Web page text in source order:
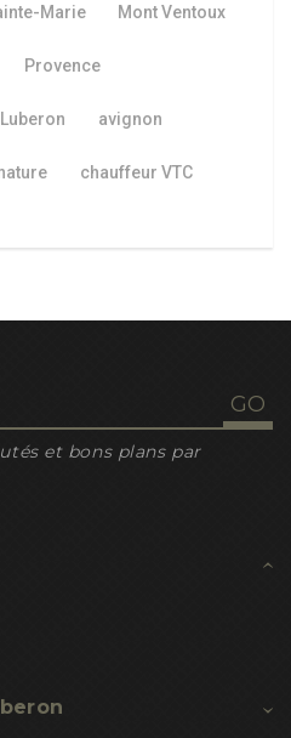
Marie Mont Ventoux
Provence
avignon
chauffeur VTC
et bons plans par